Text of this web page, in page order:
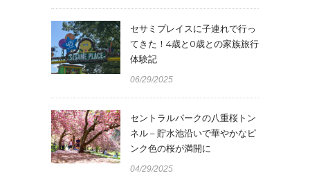
セサミプレイスに子連れで行っ
てきた！4歳と0歳との家族旅行
体験記
06/29/2025
セントラルパークの八重桜トン
ネル – 貯水池沿いで華やかなピ
ンク色の桜が満開に
04/29/2025